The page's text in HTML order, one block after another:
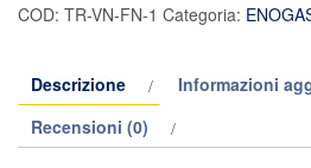
COD: TR-VN-FN-1 Categoria:
Descrizione
Informazioni
Recensioni (0)